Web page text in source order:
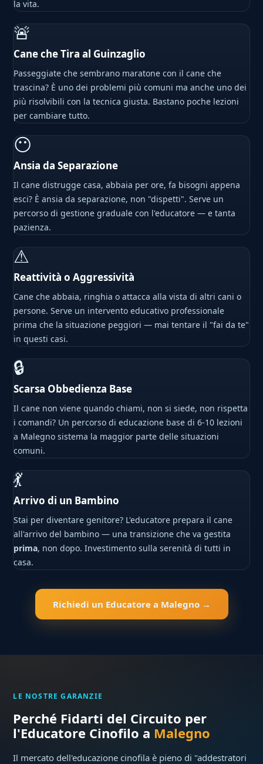
la vita.
🚨
Cane che Tira al Guinzaglio
Passeggiate che sembrano maratone con il cane che
trascina? È uno dei problemi più comuni ma anche uno dei
più risolvibili con la tecnica giusta. Bastano poche lezioni
per cambiare tutto.
😶
Ansia da Separazione
Il cane distrugge casa, abbaia per ore, fa bisogni appena
esci? È ansia da separazione, non "dispetti". Serve un
percorso di gestione graduale con l'educatore — e tanta
pazienza.
⚠
Reattività o Aggressività
Cane che abbaia, ringhia o attacca alla vista di altri cani o
persone. Serve un intervento educativo professionale
prima che la situazione peggiori — mai tentare il "fai da te"
in questi casi.
🔒
Scarsa Obbedienza Base
Il cane non viene quando chiami, non si siede, non rispetta
i comandi? Un percorso di educazione base di 6-10 lezioni
a Malegno sistema la maggior parte delle situazioni
comuni.
💃
Arrivo di un Bambino
Stai per diventare genitore? L'educatore prepara il cane
all'arrivo del bambino — una transizione che va gestita
prima, non dopo. Investimento sulla serenità di tutti in
casa.
Richiedi un Educatore a Malegno →
LE NOSTRE GARANZIE
Perché Fidarti del Circuito per
l'Educatore Cinofilo a Malegno
Il mercato dell'educazione cinofila è pieno di "addestratori